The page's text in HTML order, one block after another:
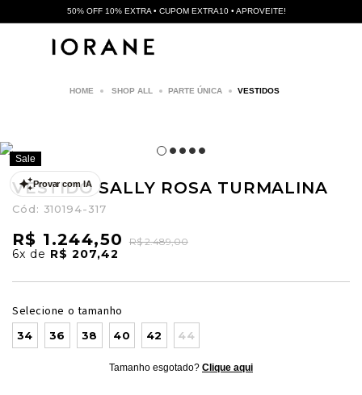
50% OFF 10% EXTRA • CUPOM EXTRA10 • APROVEITE!
SHOP ALL PARTE ÚNICA VESTIDOS
Provar com IA
Sale
VESTIDO SALLY ROSA TURMALINA
Cód: 310194-317
R$ 1.244,50 R$ 2.489,00
6x de R$ 207,42
Selecione o tamanho
34 36 38 40 42 44
Tamanho esgotado? Clique aqui